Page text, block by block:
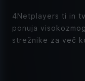
4Netplayers ti in
ponuja
strežnike za več